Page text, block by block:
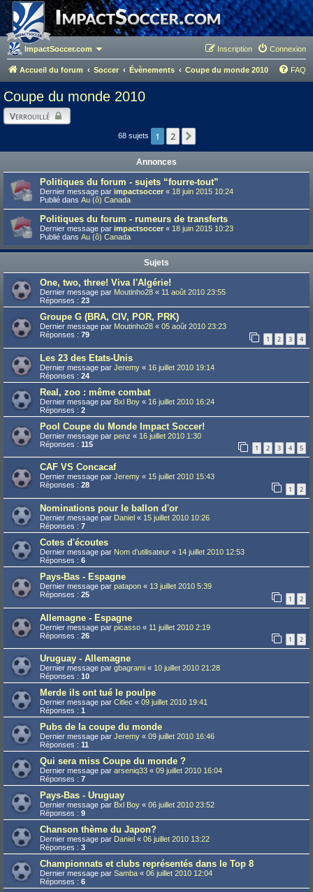
ImpactSoccer.com Connexion
Inscription
Accueil du forum Soccer Évènements Coupe du monde 2010 FAQ
Coupe du monde 2010
Verrouillé
68 sujets 1 2
Annonces
Politiques du forum - sujets “fourre-tout”
Dernier message par impactsoccer « 18 juin 2015 10:24
Publié dans Au (ô) Canada
Politiques du forum - rumeurs de transferts
Dernier message par impactsoccer « 18 juin 2015 10:23
Publié dans Au (ô) Canada
Sujets
One, two, three! Viva l'Algérie!
Dernier message par Moutinho28 « 11 août 2010 23:55
Réponses : 23
Groupe G (BRA, CIV, POR, PRK)
Dernier message par Moutinho28 « 05 août 2010 23:23
Réponses : 79 1 2 3 4
Les 23 des Etats-Unis
Dernier message par Jeremy « 16 juillet 2010 19:14
Réponses : 24
Real, zoo : même combat
Dernier message par Bxl Boy « 16 juillet 2010 16:24
Réponses : 2
Pool Coupe du Monde Impact Soccer!
Dernier message par penz « 16 juillet 2010 1:30
Réponses : 115 1 2 3 4 5
CAF VS Concacaf
Dernier message par Jeremy « 15 juillet 2010 15:43
Réponses : 28 1 2
Nominations pour le ballon d'or
Dernier message par Daniel « 15 juillet 2010 10:26
Réponses : 7
Cotes d'écoutes
Dernier message par Nom d’utilisateur « 14 juillet 2010 12:53
Réponses : 6
Pays-Bas - Espagne
Dernier message par patapon « 13 juillet 2010 5:39
Réponses : 25 1 2
Allemagne - Espagne
Dernier message par picasso « 11 juillet 2010 2:19
Réponses : 26 1 2
Uruguay - Allemagne
Dernier message par gbagrami « 10 juillet 2010 21:28
Réponses : 10
Merde ils ont tué le poulpe
Dernier message par Citlec « 09 juillet 2010 19:41
Réponses : 1
Pubs de la coupe du monde
Dernier message par Jeremy « 09 juillet 2010 16:46
Réponses : 11
Qui sera miss Coupe du monde ?
Dernier message par arseniq33 « 09 juillet 2010 16:04
Réponses : 7
Pays-Bas - Uruguay
Dernier message par Bxl Boy « 06 juillet 2010 23:52
Réponses : 9
Chanson thème du Japon?
Dernier message par Daniel « 06 juillet 2010 13:22
Réponses : 3
Championnats et clubs représentés dans le Top 8
Dernier message par Samba « 06 juillet 2010 12:04
Réponses : 6